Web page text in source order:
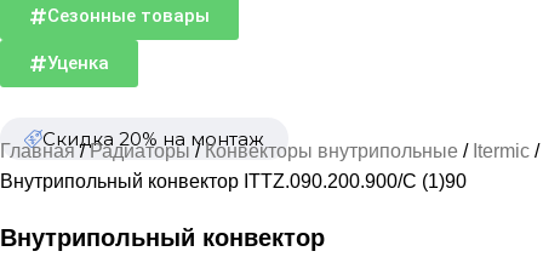
Сезонные товары
Уценка
Скидка 20% на монтаж
Главная Радиаторы Конвекторы внутрипольные
Itermic
Внутрипольный конвектор ITTZ.090.200.900/C (1)90
Внутрипольный конвектор